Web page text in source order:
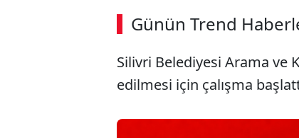
Günün Trend
00:02 / 08:15
Silivri Belediyesi Arama ve
edilmesi için çalışma